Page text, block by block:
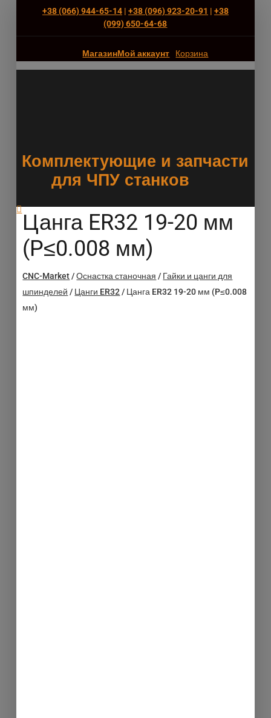
+38 (066) 944-65-14| +38 (096) 923-20-91 | +38
(‎099) 650-64-68
МагазинМой аккаунт Корзина
Комплектующие и запчасти
для ЧПУ станков
Цанга ER32 19-20 мм
(P≤0.008 мм)
CNC-Market/Оснастка станочная / Гайки и цанги для
шпинделей / Цанги ER32/ Цанга ER32 19-20 мм (P≤0.008
мм)